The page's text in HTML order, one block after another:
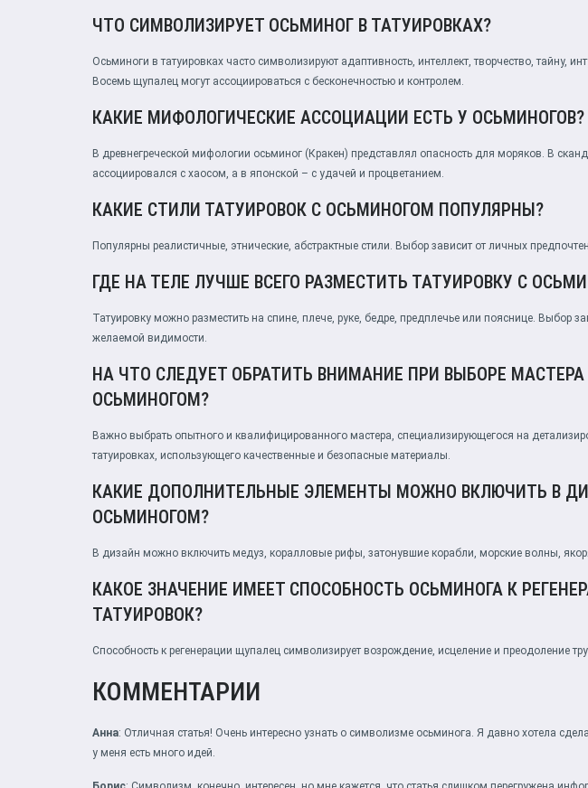
ЧТО СИМВОЛИЗИРУЕТ ОСЬМИНОГ В ТАТУИРОВКАХ?
Осьминоги в татуировках часто символизируют адаптивность, интеллект, творчество, тайну,
Восемь щупалец могут ассоциироваться с бесконечностью и контролем.
КАКИЕ МИФОЛОГИЧЕСКИЕ АССОЦИАЦИИ ЕСТЬ У ОСЬМИНОГОВ?
В древнегреческой мифологии осьминог (Кракен) представлял опасность для моряков. В
ассоциировался с хаосом, а в японской – с удачей и процветанием.
КАКИЕ СТИЛИ ТАТУИРОВОК С ОСЬМИНОГОМ ПОПУЛЯРНЫ?
Популярны реалистичные, этнические, абстрактные стили. Выбор зависит от личных
ГДЕ НА ТЕЛЕ ЛУЧШЕ ВСЕГО РАЗМЕСТИТЬ ТАТУИРОВКУ С
Татуировку можно разместить на спине, плече, руке, бедре, предплечье или пояснице. Выбор
желаемой видимости.
НА ЧТО СЛЕДУЕТ ОБРАТИТЬ ВНИМАНИЕ ПРИ ВЫБОРЕ
ОСЬМИНОГОМ?
Важно выбрать опытного и квалифицированного мастера, специализирующегося на
татуировках, использующего качественные и безопасные материалы.
КАКИЕ ДОПОЛНИТЕЛЬНЫЕ ЭЛЕМЕНТЫ МОЖНО ВКЛЮЧИТЬ В
ОСЬМИНОГОМ?
В дизайн можно включить медуз, коралловые рифы, затонувшие корабли, морские волны,
КАКОЕ ЗНАЧЕНИЕ ИМЕЕТ СПОСОБНОСТЬ ОСЬМИНОГА К
ТАТУИРОВОК?
Способность к регенерации щупалец символизирует возрождение, исцеление и преодоление
КОММЕНТАРИИ
Анна: Отличная статья! Очень интересно узнать о символизме осьминога. Я давно хотела
у меня есть много идей.